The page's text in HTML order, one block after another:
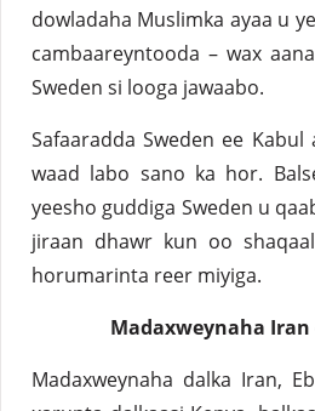
dowladaha Muslimka ayaa u
cambaareyntooda – wax
Sweden si looga jawaabo.
Safaaradda Sweden ee
waad ​​labo sano ka hor.
yeesho guddiga Sweden u
jiraan dhawr kun oo
horumarinta reer miyiga.
Madaxweynaha
Madaxweynaha dalka Iran,